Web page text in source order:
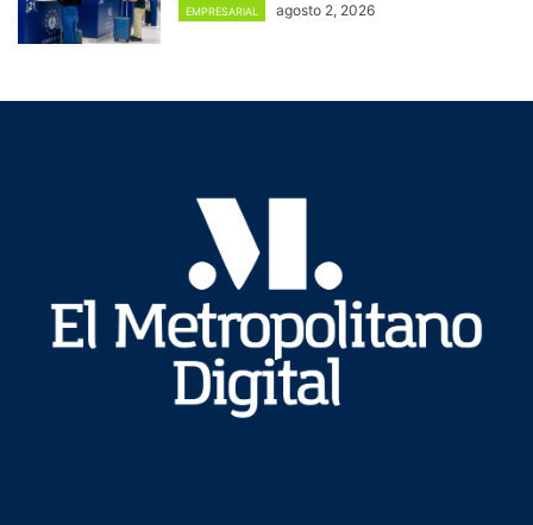
EMPRESARIAL agosto 2, 2026